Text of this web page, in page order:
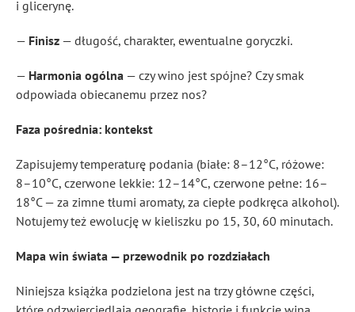
i glicerynę.
— Finisz — długość, charakter, ewentualne goryczki.
— Harmonia ogólna — czy wino jest spójne? Czy smak
odpowiada obiecanemu przez nos?
Faza pośrednia: kontekst
Zapisujemy temperaturę podania (białe: 8–12°C, różowe:
8–10°C, czerwone lekkie: 12–14°C, czerwone pełne: 16–
18°C — za zimne tłumi aromaty, za ciepłe podkręca alkohol).
Notujemy też ewolucję w kieliszku po 15, 30, 60 minutach.
Mapa win świata — przewodnik po rozdziałach
Niniejsza książka podzielona jest na trzy główne części,